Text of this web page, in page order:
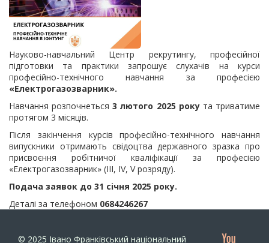
Науково-навчальний Центр рекрутингу, професійної
підготовки та практики запрошує слухачів на курси
професійно-технічного навчання за професією
«Електрогазозварник».
Навчання розпочнеться3 лютого 2025 рокута триватиме
протягом 3 місяців.
Після закінчення курсів професійно-технічного навчання
випускники отримають свідоцтва державного зразка про
присвоєння робітничої кваліфікації за професією
«Електрогазозварник» (III, IV, V розряду).
Подача заявок до 31 січня 2025 року.
Деталі за телефоном 0684246267
© 2025 Івано Франківський національний